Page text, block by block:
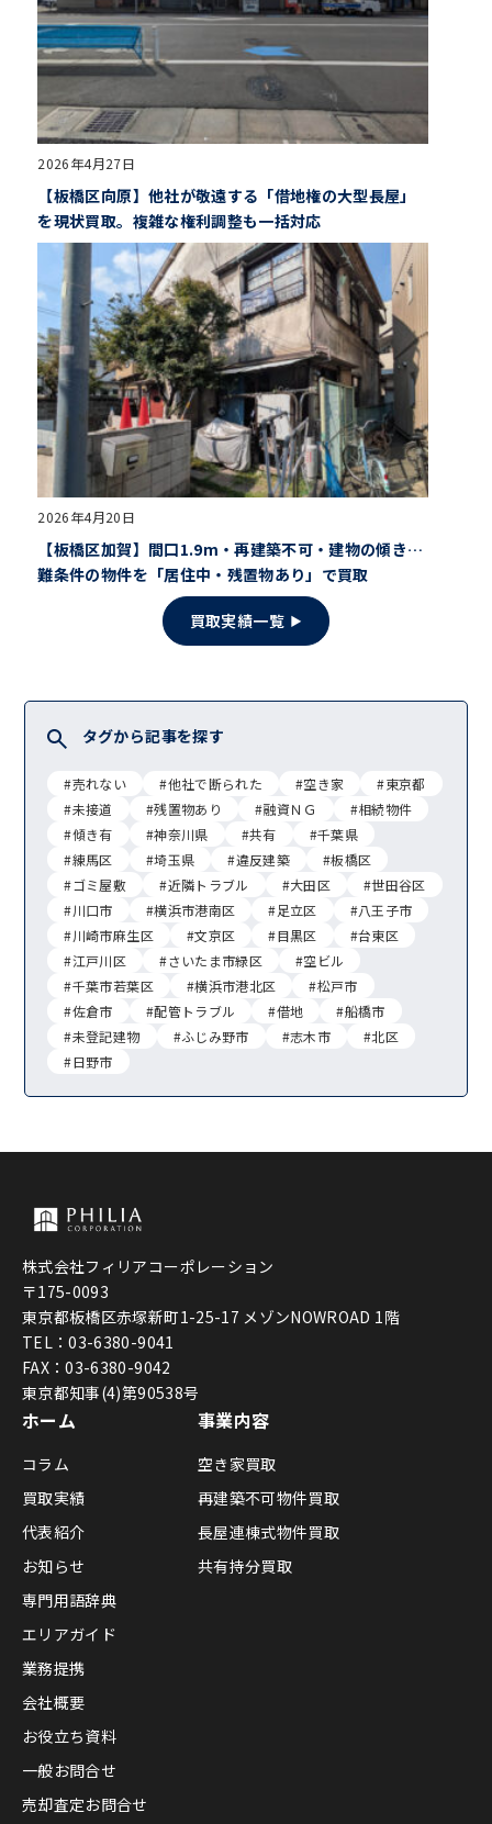
2026年4月27日
【板橋区向原】他社が敬遠する「借地権の大型長屋」
を現状買取。複雑な権利調整も一括対応
2026年4月20日
【板橋区加賀】間口1.9m・再建築不可・建物の傾き…
難条件の物件を「居住中・残置物あり」で買取
買取実績一覧
タグから記事を探す
#売れない #他社で断られた #空き家
#東京都
#未接道
#残置物あり #融資ＮＧ
#相続物件
#傾き有
#神奈川県 #共有
#千葉県
#練馬区
#埼玉県 #違反建築
#板橋区
#ゴミ屋敷
#近隣トラブル #大田区
#世田谷区
#川口市
#横浜市港南区 #足立区
#八王子市
#川崎市麻生区
#文京区 #目黒区
#台東区
#江戸川区
#さいたま市緑区
#空ビル
#千葉市若葉区
#横浜市港北区
#松戸市
#佐倉市
#配管トラブル #借地
#船橋市
#未登記建物
#ふじみ野市 #志木市
#北区
#日野市
株式会社フィリアコーポレーション
〒175-0093
東京都板橋区赤塚新町1-25-17 メゾンNOWROAD 1階
TEL：03-6380-9041
FAX：03-6380-9042
東京都知事(4)第90538号
ホーム
コラム
買取実績
代表紹介
お知らせ
専門用語辞典
エリアガイド
業務提携
会社概要
お役立ち資料
一般お問合せ
売却査定お問合せ
事業内容
空き家買取
再建築不可物件買取
長屋連棟式物件買取
共有持分買取